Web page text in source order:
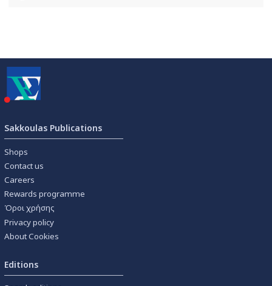
Sakkoulas Publications
Shops
Contact us
Careers
Rewards programme
Όροι χρήσης
Privacy policy
About Cookies
Editions